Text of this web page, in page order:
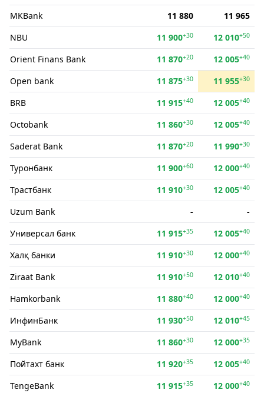
MKBank 11 880
11 965
NBU
11 900+30 12 010+50
Orient Finans Bank 11 870+20 12 005+40
Open bank 11 875+30 11 955+30
BRB 11 915+40 12 005+40
Octobank 11 860+30 12 005+40
Saderat Bank 11 870+20 11 990+30
Туронбанк 11 900+60 12 000+40
Трастбанк 11 910+30 12 005+40
Uzum Bank -
-
Универсал банк
11 915+35 12 005+40
Халқ банки 11 910+30 12 000+40
Ziraat Bank 11 910+50 12 010+40
Hamkorbank 11 880+40 12 000+40
ИнфинБанк 11 930+50 12 010+45
MyBank 11 860+30 12 000+35
Пойтахт банк 11 920+35 12 005+40
TengeBank 11 915+35 12 000+40